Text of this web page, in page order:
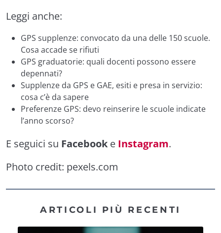
Leggi anche:
GPS supplenze: convocato da una delle 150 scuole.
Cosa accade se rifiuti
GPS graduatorie: quali docenti possono essere
depennati?
Supplenze da GPS e GAE, esiti e presa in servizio:
cosa c’è da sapere
Preferenze GPS: devo reinserire le scuole indicate
l’anno scorso?
E seguici su Facebook e Instagram.
Photo credit: pexels.com
ARTICOLI PIÙ RECENTI